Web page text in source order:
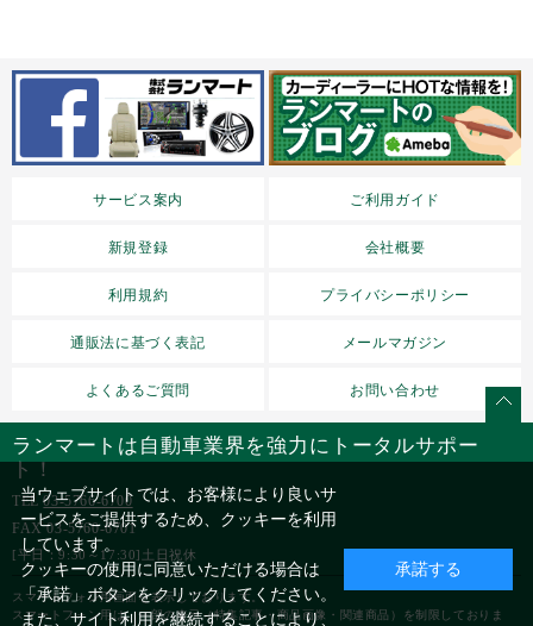
サービス案内 ご利用ガイド
新規登録 会社概要
利用規約 プライバシーポリシー
通販法に基づく表記 メールマガジン
よくあるご質問 お問い合わせ
ランマートは自動車業界を強力にトータルサポー
ト！
TEL03-5766-6700
FAX 03-5760-6701
[平日：9:30～17:30]土日祝休
スマートフォン用画面を表示しております。
スマートフォン用は、一部の表示（特集記事・商品画像・関連商品）を制限しておりま
当ウェブサイトでは、お客様により良いサ
ービスをご提供するため、クッキーを利用
しています。
クッキーの使用に同意いただける場合は
「承諾」ボタンをクリックしてください。
また、サイト利用を継続することにより、
承諾する